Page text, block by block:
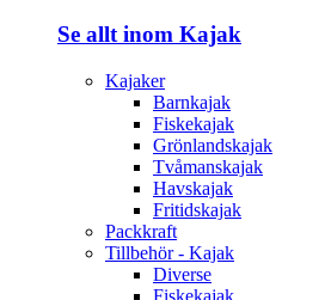
Se allt inom Kajak
Kajaker
Barnkajak
Fiskekajak
Grönlandskajak
Tvåmanskajak
Havskajak
Fritidskajak
Packkraft
Tillbehör - Kajak
Diverse
Fiskekajak